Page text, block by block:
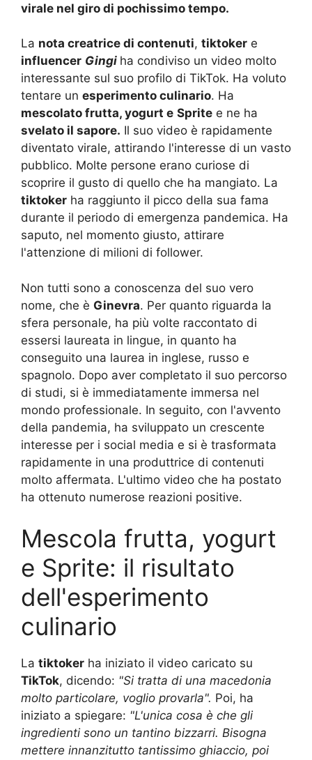
virale nel giro di pochissimo tempo.
La nota creatrice di contenuti, tiktoker e
influencer Gingi ha condiviso un video molto
interessante sul suo profilo di TikTok. Ha voluto
tentare un esperimento culinario. Ha
mescolato frutta, yogurt e Sprite e ne ha
svelato il sapore. Il suo video è rapidamente
diventato virale, attirando l'interesse di un vasto
pubblico. Molte persone erano curiose di
scoprire il gusto di quello che ha mangiato. La
tiktoker ha raggiunto il picco della sua fama
durante il periodo di emergenza pandemica. Ha
saputo, nel momento giusto, attirare
l'attenzione di milioni di follower.
Non tutti sono a conoscenza del suo vero
nome, che è Ginevra. Per quanto riguarda la
sfera personale, ha più volte raccontato di
essersi laureata in lingue, in quanto ha
conseguito una laurea in inglese, russo e
spagnolo. Dopo aver completato il suo percorso
di studi, si è immediatamente immersa nel
mondo professionale. In seguito, con l'avvento
della pandemia, ha sviluppato un crescente
interesse per i social media e si è trasformata
rapidamente in una produttrice di contenuti
molto affermata. L'ultimo video che ha postato
ha ottenuto numerose reazioni positive.
Mescola frutta, yogurt
e Sprite: il risultato
dell'esperimento
culinario
La tiktoker ha iniziato il video caricato su
TikTok, dicendo: "Si tratta di una macedonia
molto particolare, voglio provarla". Poi, ha
iniziato a spiegare: "L'unica cosa è che gli
ingredienti sono un tantino bizzarri. Bisogna
mettere innanzitutto tantissimo ghiaccio, poi